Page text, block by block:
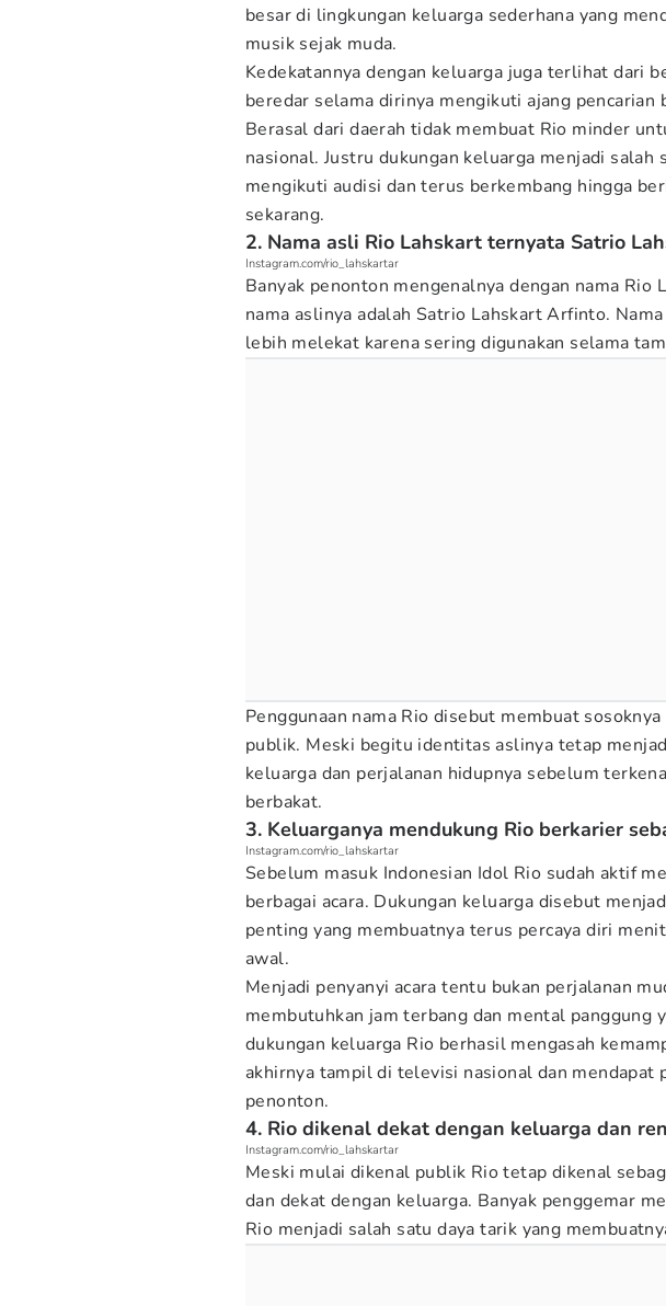
besar di lingkungan keluarga sederhana yang
musik sejak muda.
Kedekatannya dengan keluarga juga terlihat dari
beredar selama dirinya mengikuti ajang pencarian
Berasal dari daerah tidak membuat Rio minder
nasional. Justru dukungan keluarga menjadi salah
mengikuti audisi dan terus berkembang hingga
sekarang.
2. Nama asli Rio Lahskart ternyata Satrio
Instagram.com/rio_lahskartar
Banyak penonton mengenalnya dengan nama Rio
nama aslinya adalah Satrio Lahskart Arfinto.
lebih melekat karena sering digunakan selama
Penggunaan nama Rio disebut membuat
publik. Meski begitu identitas aslinya tetap
keluarga dan perjalanan hidupnya sebelum
berbakat.
3. Keluarganya mendukung Rio berkarier
Instagram.com/rio_lahskartar
Sebelum masuk Indonesian Idol Rio sudah aktif
berbagai acara. Dukungan keluarga disebut
penting yang membuatnya terus percaya diri
awal.
Menjadi penyanyi acara tentu bukan perjalanan
membutuhkan jam terbang dan mental panggung
dukungan keluarga Rio berhasil mengasah
akhirnya tampil di televisi nasional dan mendapat
penonton.
4. Rio dikenal dekat dengan keluarga dan
Instagram.com/rio_lahskartar
Meski mulai dikenal publik Rio tetap dikenal
dan dekat dengan keluarga. Banyak penggemar
Rio menjadi salah satu daya tarik yang